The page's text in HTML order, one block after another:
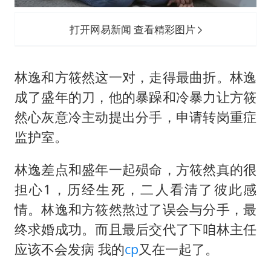
打开网易新闻 查看精彩图片
林逸和方筱然这一对，走得最曲折。林逸
成了盛年的刀，他的暴躁和冷暴力让方筱
然心灰意冷主动提出分手，申请转岗重症
监护室。
林逸差点和盛年一起殒命，方筱然真的很
担心1，历经生死，二人看清了彼此感
情。林逸和方筱然熬过了误会与分手，最
终求婚成功。而且最后交代了下咱林主任
应该不会发病 我的cp又在一起了。